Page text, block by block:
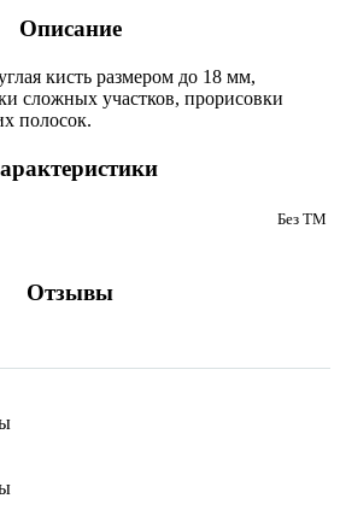
Описание
кисть размером до 18 мм,
сложных участков, прорисовки
полосок.
Без ТМ
Отзывы